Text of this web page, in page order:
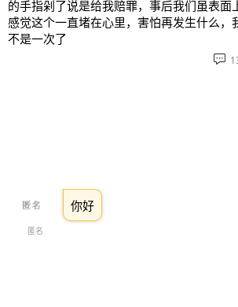
的手指剁了说是给我赔罪，事后我们虽表面
感觉这个一直堵在心里，害怕再发生什么，
不是一次了

匿名
你好